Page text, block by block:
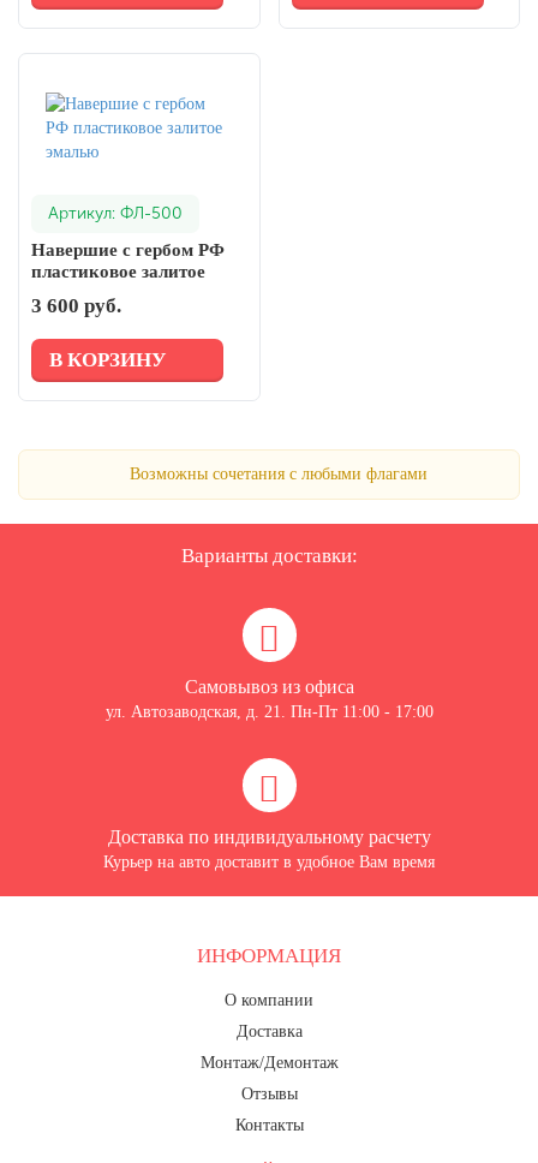
Артикул: ФЛ-500
Навершие с гербом РФ
пластиковое залитое
3 600 руб.
В КОРЗИНУ
Возможны сочетания с любыми флагами
Варианты доставки:
Самовывоз из офиса
ул. Автозаводская, д. 21. Пн-Пт 11:00 - 17:00
Доставка по индивидуальному расчету
Курьер на авто доставит в удобное Вам время
ИНФОРМАЦИЯ
О компании
Доставка
Монтаж/Демонтаж
Отзывы
Контакты